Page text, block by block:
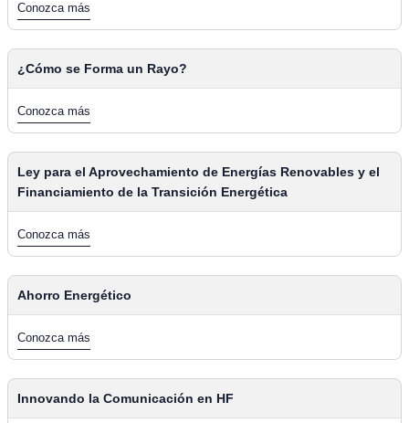
Conozca más
¿Cómo se Forma un Rayo?
Conozca más
Ley para el Aprovechamiento de Energías Renovables y el
Financiamiento de la Transición Energética
Conozca más
Ahorro Energético
Conozca más
Innovando la Comunicación en HF